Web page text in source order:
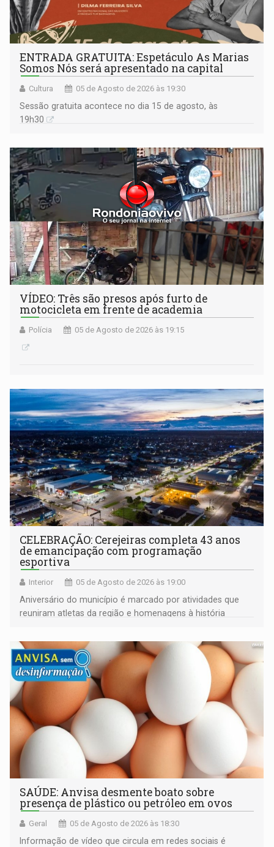
ENTRADA GRATUITA: Espetáculo As Marias
Somos Nós será apresentado na capital
Cultura 05 de Agosto de 2026 às 19:30
Sessão gratuita acontece no dia 15 de agosto, às
19h30
VÍDEO: Três são presos após furto de
motocicleta em frente de academia
Polícia 05 de Agosto de 2026 às 19:15
CELEBRAÇÃO: Cerejeiras completa 43 anos
de emancipação com programação
esportiva
Interior 05 de Agosto de 2026 às 19:00
Aniversário do município é marcado por atividades que
reuniram atletas da região e homenagens à história
SAÚDE: Anvisa desmente boato sobre
presença de plástico ou petróleo em ovos
Geral 05 de Agosto de 2026 às 18:30
Informação de vídeo que circula em redes sociais é